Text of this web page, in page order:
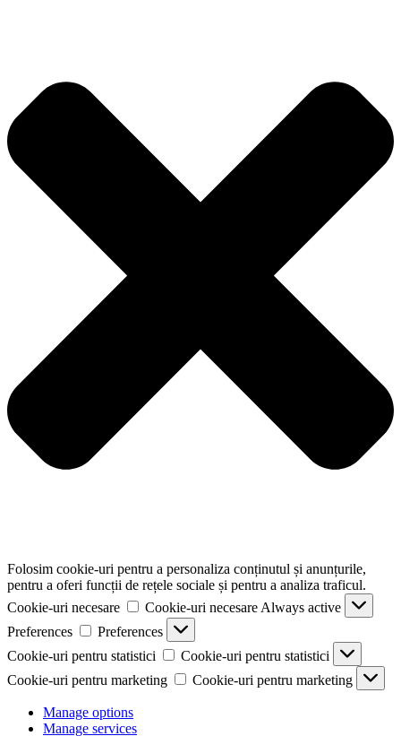
Folosim cookie-uri pentru a personaliza conținutul și anunțurile,
pentru a oferi funcții de rețele sociale și pentru a analiza traficul.
Cookie-uri necesare
Cookie-uri necesare Always active
Preferences
Preferences
Cookie-uri pentru statistici
Cookie-uri pentru statistici
Cookie-uri pentru marketing
Cookie-uri pentru marketing
Manage options
Manage services